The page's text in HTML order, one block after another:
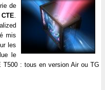
de
CTE.
mis
les
le
: tous en version Air ou TG